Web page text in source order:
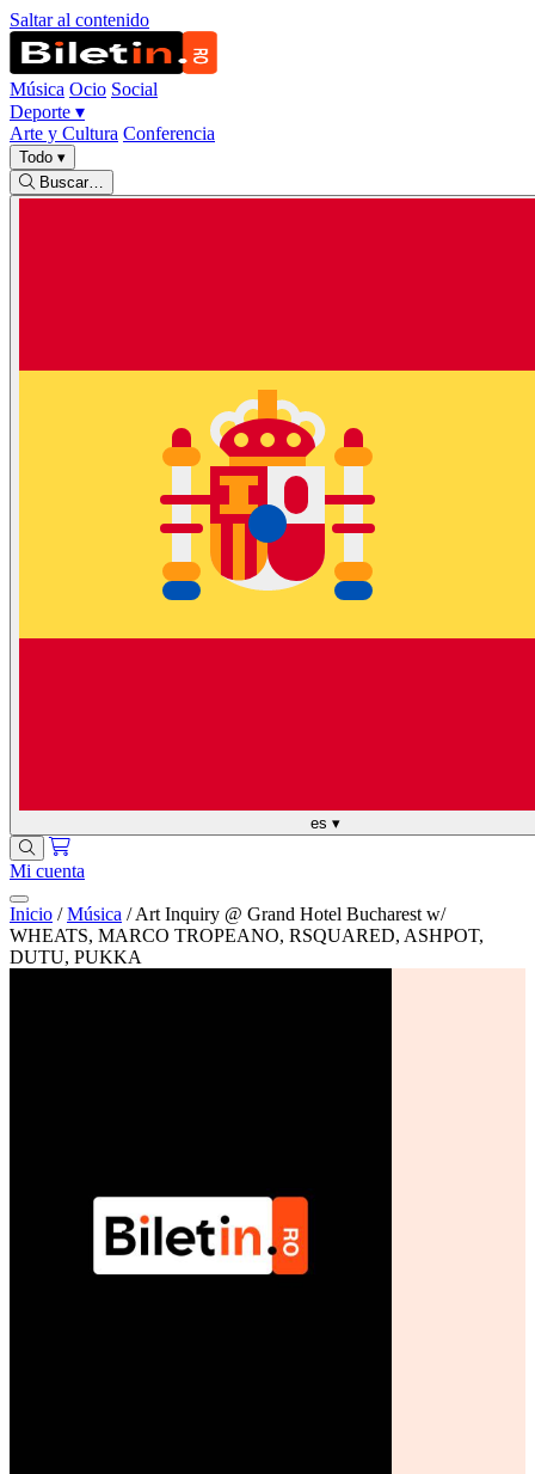
Saltar al contenido
Música Ocio Social
Deporte ▾
Arte y Cultura Conferencia
Todo ▾
Buscar…
es ▾
Mi cuenta
Inicio / Música / Art Inquiry @ Grand Hotel Bucharest w/
WHEATS, MARCO TROPEANO, RSQUARED, ASHPOT,
DUTU, PUKKA